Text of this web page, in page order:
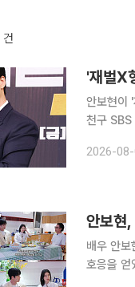
건
'재벌X
안보현이 '재
천구 SBS
가 새 파
2026-
안보현
배우 안
호응을 얻었다. 2일 공개된 유튜브 채널 '요정재형'의 '요정식탁' 코